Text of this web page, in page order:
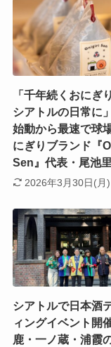
「千年続くおにぎ
シアトルの日常に
始動から最速で球
にぎりブランド『
Sen』代表・尾池
2026年3月30日(月)
シアトルで日本酒
ィングイベント開
鹿・一ノ蔵・浦霞